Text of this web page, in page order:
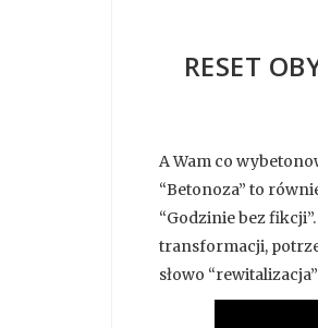
RESET
A Wam co
“Betonoza” to
“Godzinie bez
transformacji,
słowo